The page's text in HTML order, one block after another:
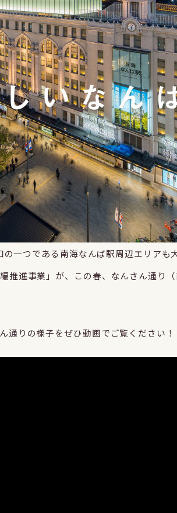
一つである南海なんば駅周辺エリアも
推進事業」が、この春、なんさん通り
通りの様子をぜひ動画でご覧ください！